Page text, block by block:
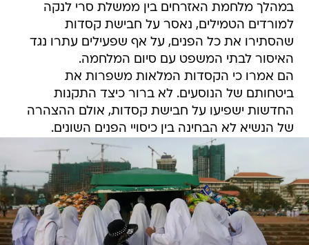
במהלך מלחמת האזרחים בין ממשלת סרי לנקה
למורדים הטמילים, נאסר על חבישת קסדות
שהסתירו את כל הפנים, על אף שפעילים עתרו נגד
האיסור לבתי המשפט עם סיום המלחמה.
הם אמרו כי הקסדות המלאות משפרות את
ביטחותם של הנוסעים. לא ברור כיצד התקנות
החדשות ישפיעו על חבישת קסדות, אולם ההצהרה
של הנשיא לא הבחינה בין כיסויי הפנים השונים.